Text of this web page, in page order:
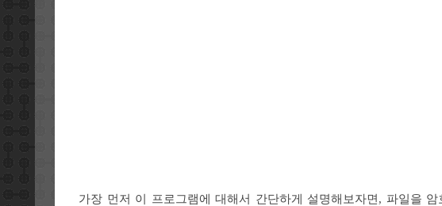
가장 먼저 이 프로그램에 대해서 간단하게 설명해보자면, 파일을 암